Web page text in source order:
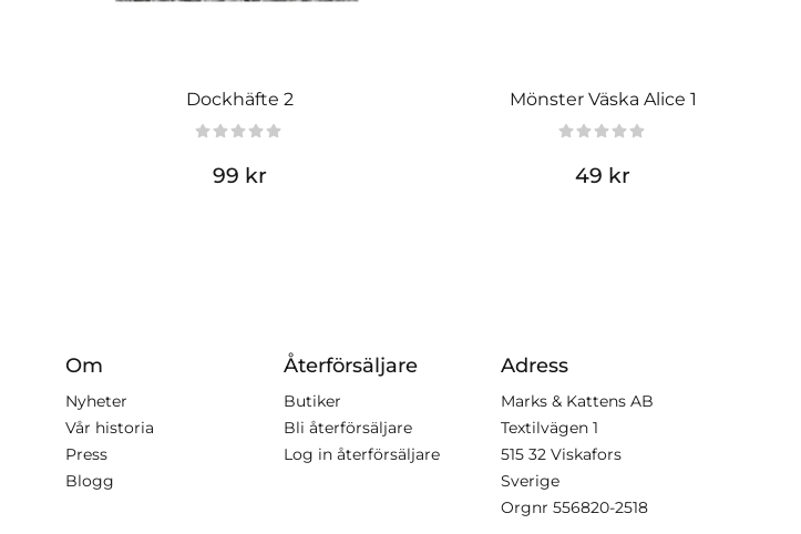
Dockhäfte 2
99 kr
Mönster Väska Alice 1
49 kr
Om
Nyheter
Vår historia
Press
Blogg
Återförsäljare
Butiker
Bli återförsäljare
Log in återförsäljare
Adress
Marks & Kattens AB
Textilvägen 1
515 32 Viskafors
Sverige
Orgnr 556820-2518